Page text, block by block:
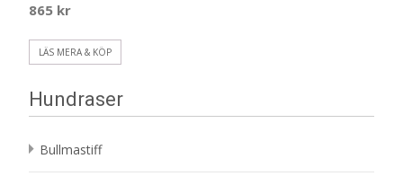
865 kr
LÄS MERA & KÖP
Hundraser
Bullmastiff